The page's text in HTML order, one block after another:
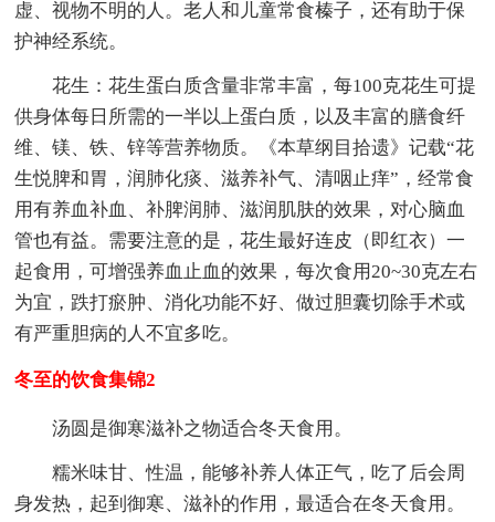
虚、视物不明的人。老人和儿童常食榛子，还有助于保
护神经系统。
花生：花生蛋白质含量非常丰富，每100克花生可提
供身体每日所需的一半以上蛋白质，以及丰富的膳食纤
维、镁、铁、锌等营养物质。《本草纲目拾遗》记载“花
生悦脾和胃，润肺化痰、滋养补气、清咽止痒”，经常食
用有养血补血、补脾润肺、滋润肌肤的效果，对心脑血
管也有益。需要注意的是，花生最好连皮（即红衣）一
起食用，可增强养血止血的效果，每次食用20~30克左右
为宜，跌打瘀肿、消化功能不好、做过胆囊切除手术或
有严重胆病的人不宜多吃。
冬至的饮食集锦2
汤圆是御寒滋补之物适合冬天食用。
糯米味甘、性温，能够补养人体正气，吃了后会周
身发热，起到御寒、滋补的作用，最适合在冬天食用。